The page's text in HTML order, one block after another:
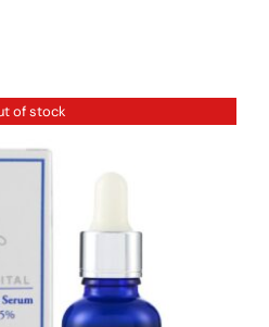
Panthenol,
Sterols,
Extract,
Aloe
Juice, Camellia
Extract, Tocopheryl